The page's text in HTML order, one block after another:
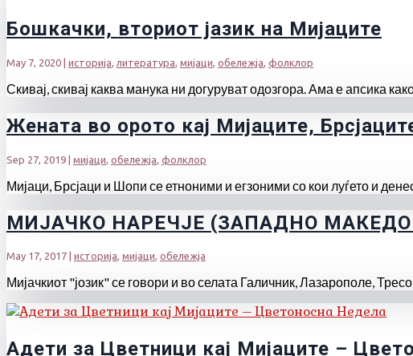
Бошкачки, вториот јазик на Мијаците
May 7, 2020 | историја, литература, мијаци, обележја, фолклор
Скивај, скивај каква манука ни догуруват одозгора. Ама е апсика
Жената во орото кај Мијаците,
Sep 27, 2019 | мијаци обележја фолклор
Мијаци, Брсјаци и Шопи се етноними и егзоними со кои луѓето и
МИЈАЧКО НАРЕЧЈЕ (ЗАПАДНО
May 17, 2017 историја, мијаци, обележја
Мијачкиот "јозик" се говори и во селата Галичник, Лазарополе,
Адети за Цветници кај Мијаците –